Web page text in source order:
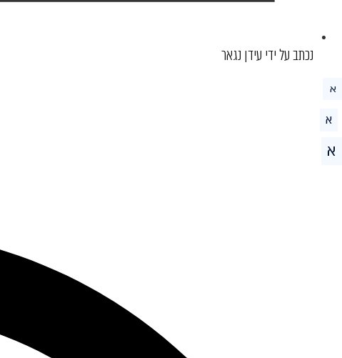
נכתב על ידי עידן נגאר
א
א
א